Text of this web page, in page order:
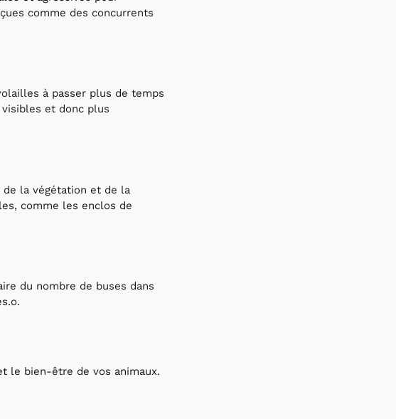
comme des concurrents
à passer plus de temps
et donc plus
de la végétation et de la
comme les enclos de
du nombre de buses dans
o.
le bien-être de vos animaux.